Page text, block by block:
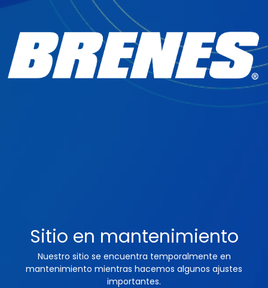
Sitio en mantenimiento
Nuestro sitio se encuentra temporalmente en
mantenimiento mientras hacemos algunos ajustes
importantes.